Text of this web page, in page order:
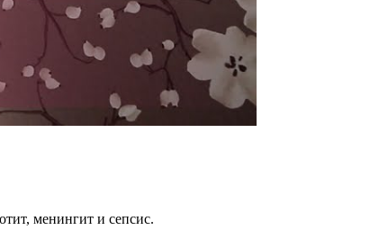
менингит и сепсис.